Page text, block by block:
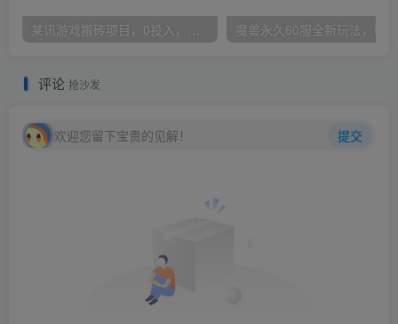
某讯游戏搬砖项目，0投入，可以挂机，轻松上手,月入3000+上不封顶
评论 抢沙发
欢迎您留下宝贵的见解！ 提交